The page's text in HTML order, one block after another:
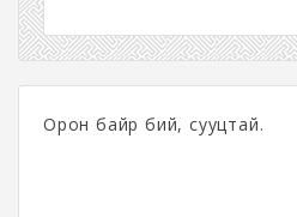
Орон байр бий, сууцтай.